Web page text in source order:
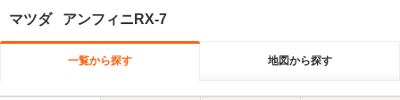
マツダ アンフィニRX-7
一覧から探す 地図から探す